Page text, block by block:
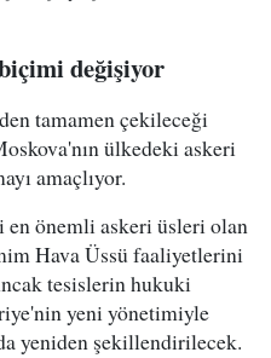
değişiyor
tamamen çekileceği
ülkedeki askeri
amaçlıyor.
en önemli askeri üsleri olan
Hava Üssü faaliyetlerini
tesislerin hukuki
yeni yönetimiyle
yeniden şekillendirilecek.